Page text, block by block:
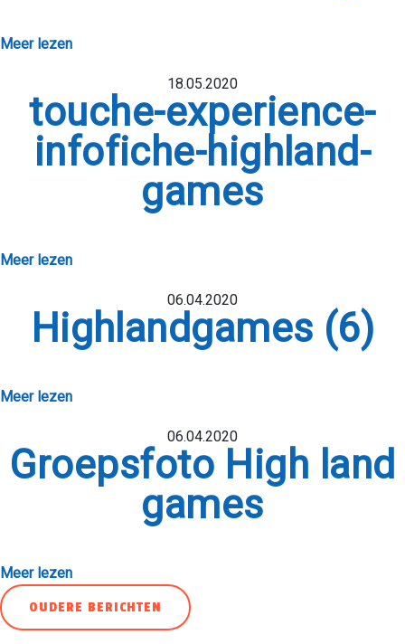
IMPACT
AANVRAGEN
Meer lezen
18.05.2020
touche-experience-
infofiche-highland-
games
Meer lezen
06.04.2020
Highlandgames (6)
Meer lezen
06.04.2020
Groepsfoto High land
games
Meer lezen
Berichtnavigatie
OUDERE BERICHTEN